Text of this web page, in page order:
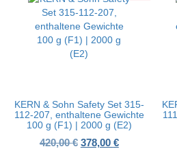
KERN & Sohn Safety Set 315-
112-207, enthaltene Gewichte
100 g (F1) | 2000 g (E2)
420,00€ Ursprünglicher
378,00 €Aktueller